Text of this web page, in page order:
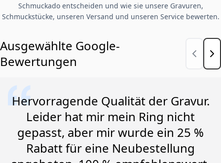
Schmuckado entscheiden und wie sie unsere Gravuren,
Schmuckstücke, unseren Versand und unseren Service bewerten.
Ausgewählte Google-
Bewertungen
Hervorragende Qualität der Gravur.
Leider hat mir mein Ring nicht
gepasst, aber mir wurde ein 25 %
Rabatt für eine Neubestellung